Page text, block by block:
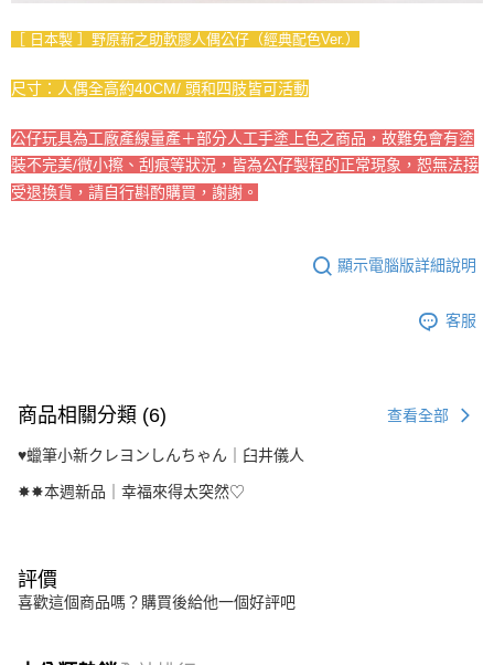
［ 日本製 ］野原新之助軟膠人偶公仔（經典配色Ver.）
尺寸：人偶全高約40CM/ 頭和四肢皆可活動
公仔玩具為工廠產線量產＋部分人工手塗上色之商品，故難免會有塗
裝不完美/微小擦、刮痕等狀況，皆為公仔製程的正常現象，恕無法接
受退換貨，請自行斟酌購買，謝謝。
顯示電腦版詳細說明
客服
商品相關分類 (6) 查看全部
♥︎蠟筆小新クレヨンしんちゃん｜臼井儀人
✸✸本週新品｜幸福來得太突然♡
評價
喜歡這個商品嗎？購買後給他一個好評吧